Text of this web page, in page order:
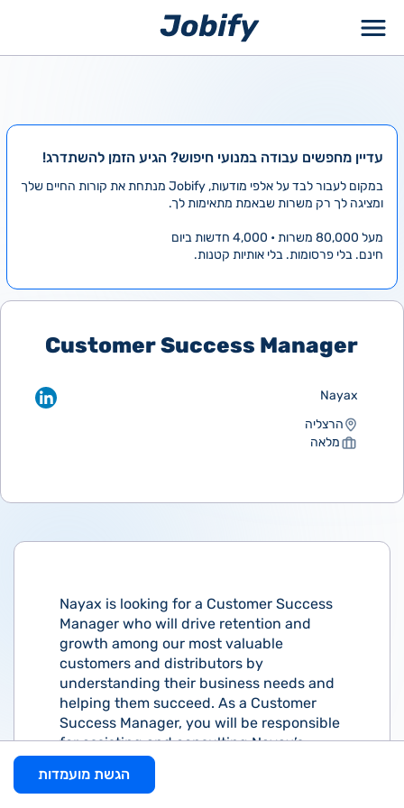
עדיין מחפשים עבודה במנועי חיפוש? הגיע הזמן להשתדרג!
במקום לעבור לבד על אלפי מודעות, Jobify מנתחת את קורות החיים שלך
ומציגה לך רק משרות שבאמת מתאימות לך.
מעל 80,000 משרות • 4,000 חדשות ביום
חינם. בלי פרסומות. בלי אותיות קטנות.
Customer Success Manager
Nayax
הרצליה
מלאה
Nayax is looking for a Customer Success
Manager who will drive retention and
growth among our most valuable
customers and distributors by
understanding their business needs and
helping them succeed. As a Customer
Success Manager, you will be responsible
for assisting and consulting Nayax’s
customers about our new or existing
products and will make sure that all our
הגשת מועמדות